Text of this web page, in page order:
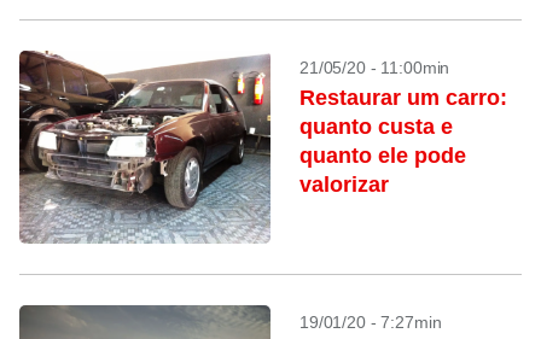
21/05/20 - 11:00min
Restaurar um carro:
quanto custa e
quanto ele pode
valorizar
19/01/20 - 7:27min